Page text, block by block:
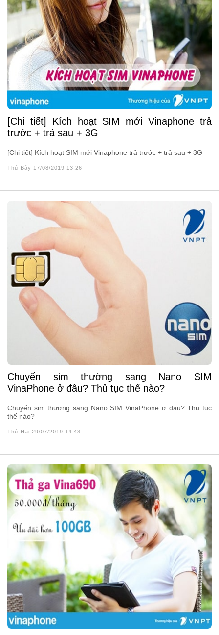
[Chi tiết] Kích hoạt SIM mới Vinaphone trả
trước + trả sau + 3G
[Chi tiết] Kích hoạt SIM mới Vinaphone trả trước + trả sau + 3G
Thứ Bảy 17/08/2019 13:26
Chuyển sim thường sang Nano SIM
VinaPhone ở đâu? Thủ tục thế nào?
Chuyển sim thường sang Nano SIM VinaPhone ở đâu? Thủ tục
thế nào?
Thứ Hai 29/07/2019 14:43